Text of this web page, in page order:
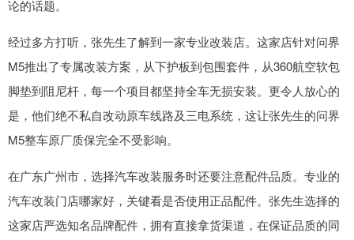
论的话题。
经过多方打听，张先生了解到一家专业改装店。这家店针对问界
M5推出了专属改装方案，从下护板到包围套件，从360航空软包
脚垫到阻尼杆，每一个项目都坚持全车无损安装。更令人放心的
是，他们绝不私自改动原车线路及三电系统，这让张先生的问界
M5整车原厂质保完全不受影响。
在广东广州市，选择汽车改装服务时还要注意配件品质。专业的
汽车改装门店哪家好，关键看是否使用正品配件。张先生选择的
这家店严选知名品牌配件，拥有直接拿货渠道，在保证品质的同